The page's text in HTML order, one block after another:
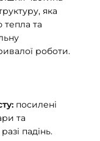
яка
та
роботи.
посилені
та
падінь.